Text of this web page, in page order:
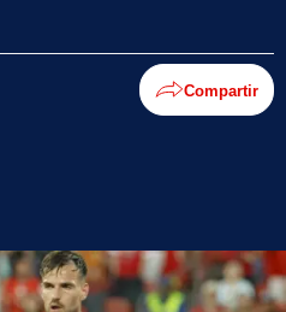
Compartir